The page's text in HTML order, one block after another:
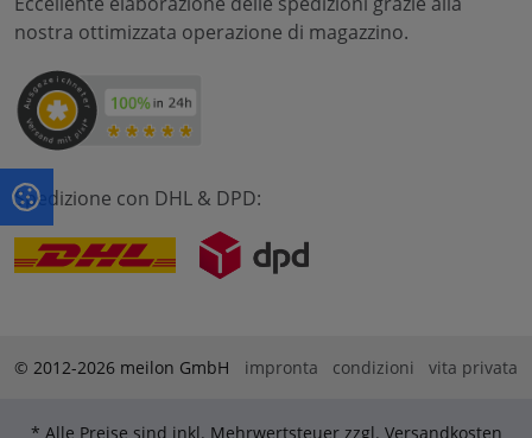
nostra ottimizzata operazione di magazzino.
Spedizione con DHL & DPD:
© 2012-2026 meilon GmbH impronta condizioni vita privata
* Alle Preise sind inkl. Mehrwertsteuer zzgl. Versandkosten